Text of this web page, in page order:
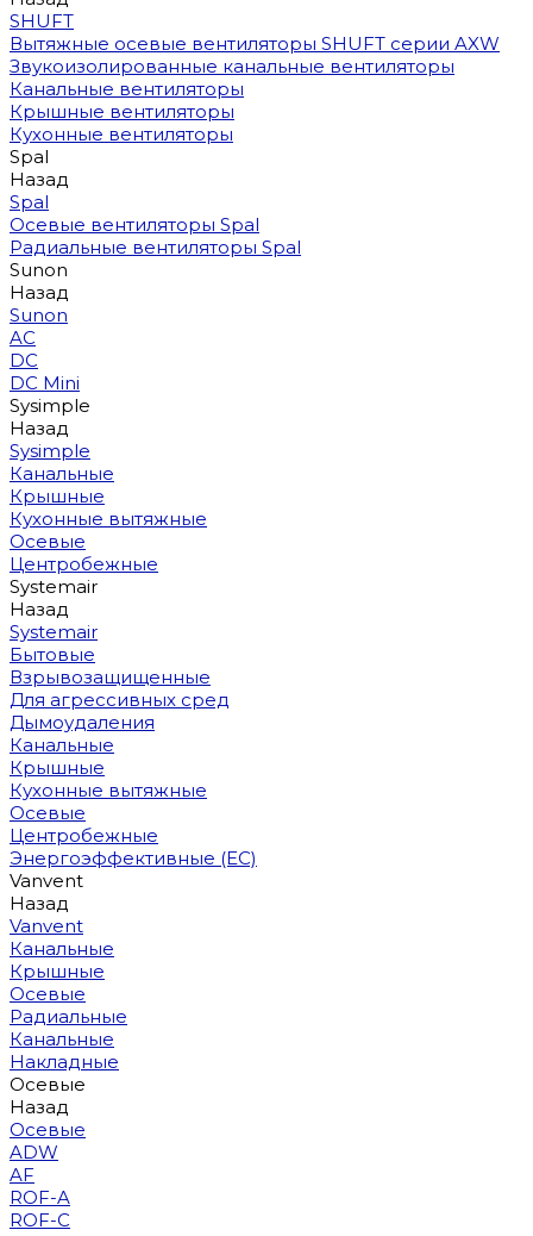
SHUFT
Вытяжные осевые вентиляторы SHUFT серии AXW
Звукоизолированные канальные вентиляторы
Канальные вентиляторы
Крышные вентиляторы
Кухонные вентиляторы
Spal
Назад
Spal
Осевые вентиляторы Spal
Радиальные вентиляторы Spal
Sunon
Назад
Sunon
AC
DC
DC Mini
Sysimple
Назад
Sysimple
Канальные
Крышные
Кухонные вытяжные
Осевые
Центробежные
Systemair
Назад
Systemair
Бытовые
Взрывозащищенные
Для агрессивных сред
Дымоудаления
Канальные
Крышные
Кухонные вытяжные
Осевые
Центробежные
Энергоэффективные (EC)
Vanvent
Назад
Vanvent
Канальные
Крышные
Осевые
Радиальные
Канальные
Накладные
Осевые
Назад
Осевые
ADW
AF
ROF-A
ROF-C